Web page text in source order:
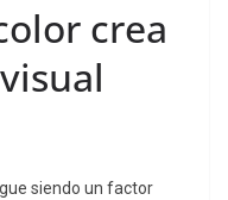
crea
siendo un factor